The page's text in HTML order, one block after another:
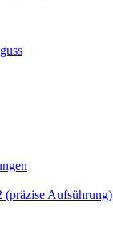
Aufsührung)